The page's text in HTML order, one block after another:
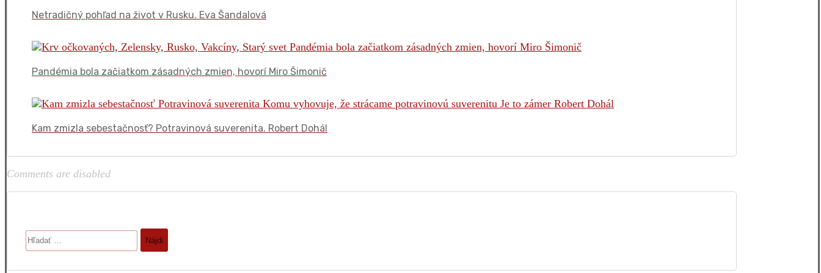
Netradičný pohľad na život v Rusku. Eva Šandalová
Pandémia bola začiatkom zásadných zmien, hovorí Miro Šimonič
Kam zmizla sebestačnosť? Potravinová suverenita. Robert Dohál
Comments are disabled
Hľadať: